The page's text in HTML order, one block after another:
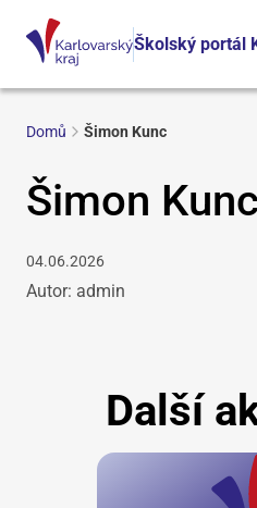
Školský portál
Domů Šimon Kunc
Šimon Kunc
04.06.2026
Autor: admin
Další